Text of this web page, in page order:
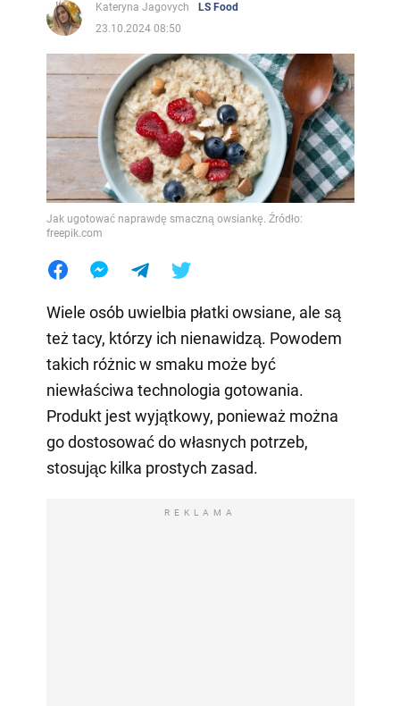
Kateryna Jagovych
LS Food
23.10.2024 08:50
Jak ugotować naprawdę smaczną owsiankę. Źródło:
freepik.com
Wiele osób uwielbia płatki owsiane, ale są
też tacy, którzy ich nienawidzą. Powodem
takich różnic w smaku może być
niewłaściwa technologia gotowania.
Produkt jest wyjątkowy, ponieważ można
go dostosować do własnych potrzeb,
stosując kilka prostych zasad.
REKLAMA